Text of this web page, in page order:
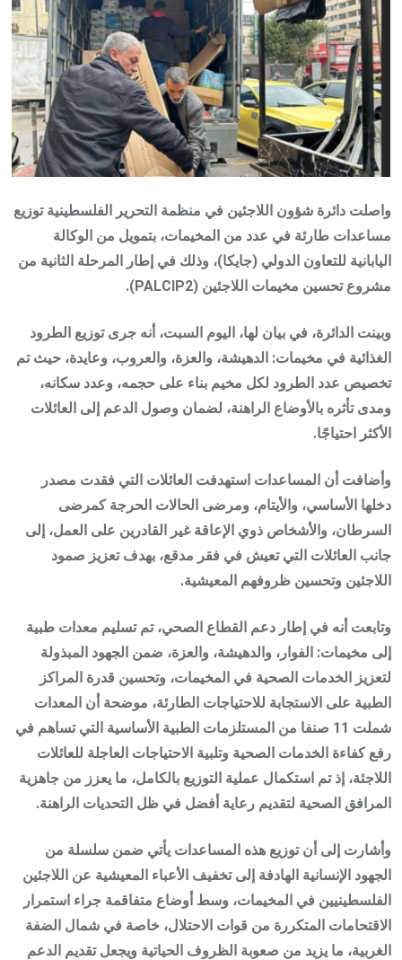
واصلت دائرة شؤون اللاجئين في منظمة التحرير الفلسطينية توزيع
مساعدات طارئة في عدد من المخيمات، بتمويل من الوكالة
اليابانية للتعاون الدولي (جايكا)، وذلك في إطار المرحلة الثانية من
مشروع تحسين مخيمات اللاجئين (PALCIP2).
وبينت الدائرة، في بيان لها، اليوم السبت، أنه جرى توزيع الطرود
الغذائية في مخيمات: الدهيشة، والعزة، والعروب، وعايدة، حيث تم
تخصيص عدد الطرود لكل مخيم بناء على حجمه، وعدد سكانه،
ومدى تأثره بالأوضاع الراهنة، لضمان وصول الدعم إلى العائلات
الأكثر احتياجًا.
وأضافت أن المساعدات استهدفت العائلات التي فقدت مصدر
دخلها الأساسي، والأيتام، ومرضى الحالات الحرجة كمرضى
السرطان، والأشخاص ذوي الإعاقة غير القادرين على العمل، إلى
جانب العائلات التي تعيش في فقر مدقع، بهدف تعزيز صمود
اللاجئين وتحسين ظروفهم المعيشية.
وتابعت أنه في إطار دعم القطاع الصحي، تم تسليم معدات طبية
إلى مخيمات: الفوار، والدهيشة، والعزة، ضمن الجهود المبذولة
لتعزيز الخدمات الصحية في المخيمات، وتحسين قدرة المراكز
الطبية على الاستجابة للاحتياجات الطارئة، موضحة أن المعدات
شملت 11 صنفا من المستلزمات الطبية الأساسية التي تساهم في
رفع كفاءة الخدمات الصحية وتلبية الاحتياجات العاجلة للعائلات
اللاجئة، إذ تم استكمال عملية التوزيع بالكامل، ما يعزز من جاهزية
المرافق الصحية لتقديم رعاية أفضل في ظل التحديات الراهنة.
وأشارت إلى أن توزيع هذه المساعدات يأتي ضمن سلسلة من
الجهود الإنسانية الهادفة إلى تخفيف الأعباء المعيشية عن اللاجئين
الفلسطينيين في المخيمات، وسط أوضاع متفاقمة جراء استمرار
الاقتحامات المتكررة من قوات الاحتلال، خاصة في شمال الضفة
الغربية، ما يزيد من صعوبة الظروف الحياتية ويجعل تقديم الدعم